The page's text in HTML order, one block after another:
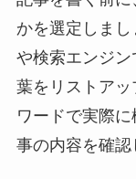
かを選定しま
や検索エンジ
葉をリストア
ワードで実際
事の内容を確認